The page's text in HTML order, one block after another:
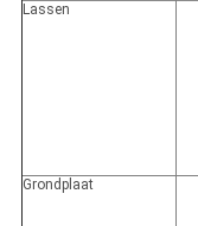
Lassen
Grondplaat